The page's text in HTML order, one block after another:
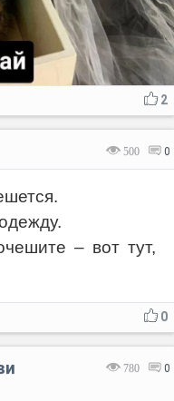
2
500 0
– вот тут,
0
780 0